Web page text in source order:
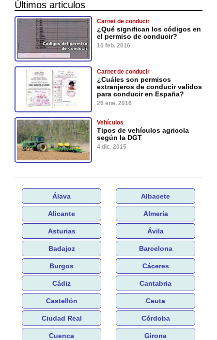
Últimos articulos
Carnet de conducir
¿Qué significan los códigos en
el permiso de conducir?
10 feb. 2016
Carnet de conducir
¿Cuáles son permisos
extranjeros de conducir validos
para conducir en España?
26 ene. 2016
Vehículos
Tipos de vehículos agricola
según la DGT
4 dic. 2015
Álava Albacete
Alicante Almería
Asturias Ávila
Badajoz Barcelona
Burgos Cáceres
Cádiz Cantabria
Castellón Ceuta
Ciudad Real Córdoba
Cuenca Girona